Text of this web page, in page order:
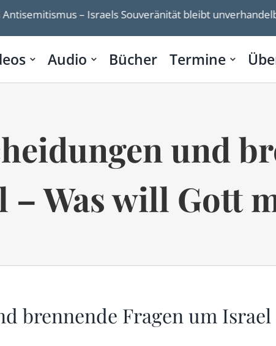
– Israels Souveränität bleibt unverhandelbar”
Audio Bücher Termine
und
– Was will Gott
brennende Fragen um Israel